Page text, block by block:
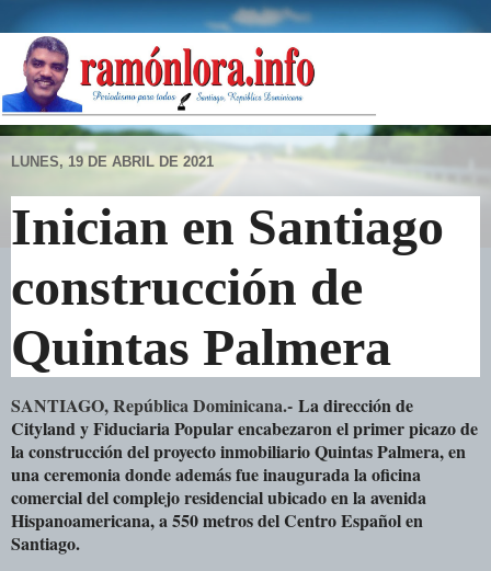
LUNES, 19 DE ABRIL DE 2021
Inician en Santiago
construcción de
Quintas Palmera
SANTIAGO, República Dominicana.- La dirección de
Cityland y Fiduciaria Popular encabezaron el primer picazo de
la construcción del proyecto inmobiliario Quintas Palmera, en
una ceremonia donde además fue inaugurada la oficina
comercial del complejo residencial ubicado en la avenida
Hispanoamericana, a 550 metros del Centro Español en
Santiago.